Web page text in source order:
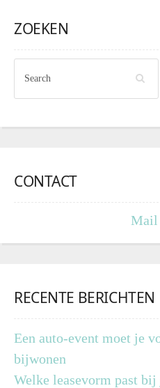
ZOEKEN
CONTACT
RECENTE BERICHTEN
Een auto-event moet je
bijwonen
Welke leasevorm past